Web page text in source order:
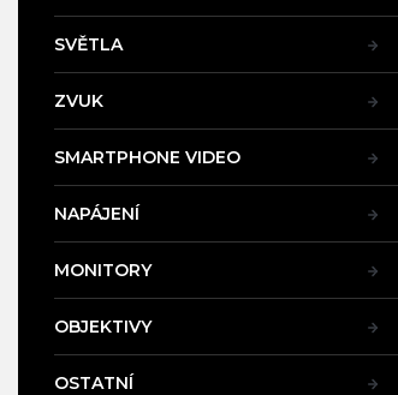
SVĚTLA
ZVUK
SMARTPHONE VIDEO
NAPÁJENÍ
MONITORY
OBJEKTIVY
OSTATNÍ